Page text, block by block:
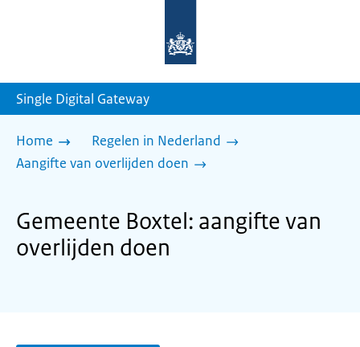
homepage
Single Digital Gateway
Home
Regelen in Nederland
Aangifte van overlijden doen
Gemeente Boxtel: aangifte van
overlijden doen